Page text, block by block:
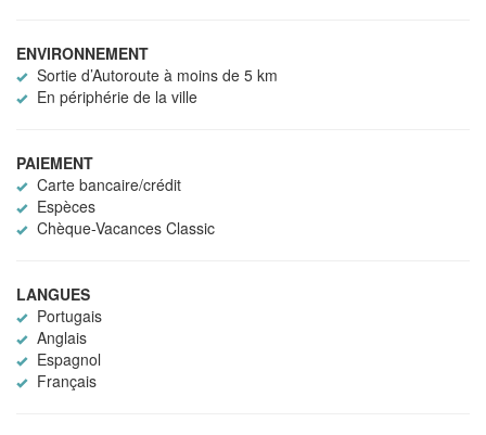
ENVIRONNEMENT
Sortie d’Autoroute à moins de 5 km
En périphérie de la ville
PAIEMENT
Carte bancaire/crédit
Espèces
Chèque-Vacances Classic
LANGUES
Portugais
Anglais
Espagnol
Français